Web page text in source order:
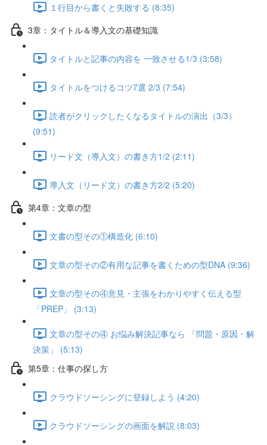
１行目から書くと失敗する (8:35)
3章：タイトル＆導入文の基礎知識
タイトルと記事の内容を 一致させる1/3 (3:58)
タイトルをつけるコツ7選 2/3 (7:54)
読者がクリックしたくなるタイトルの演出（3/3）
(9:51)
リード文（導入文）の書き方1/2 (2:11)
導入文（リード文）の書き方2/2 (5:20)
第4章：文章の型
文書の型その①構造化 (6:10)
文章の型その②有用な記事を書くための型DNA (9:36)
文章の型その④意見・主張をわかりやすく伝える型
「PREP」 (3:13)
文章の型その④ お悩み解決記事なら 「問題・原因・解
決策」 (5:13)
第5章：仕事の探し方
クラウドソーシングに登録しよう (4:20)
クラウドソーシングの画面を解説 (8:03)